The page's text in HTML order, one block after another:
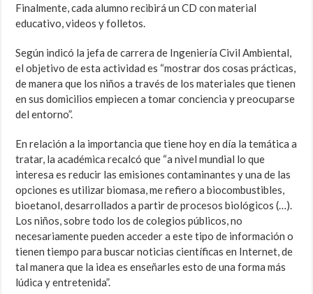
Finalmente, cada alumno recibirá un CD con material
educativo, videos y folletos.
Según indicó la jefa de carrera de Ingeniería Civil Ambiental,
el objetivo de esta actividad es “mostrar dos cosas prácticas,
de manera que los niños a través de los materiales que tienen
en sus domicilios empiecen a tomar conciencia y preocuparse
del entorno”.
En relación a la importancia que tiene hoy en día la temática a
tratar, la académica recalcó que “a nivel mundial lo que
interesa es reducir las emisiones contaminantes y una de las
opciones es utilizar biomasa, me refiero a biocombustibles,
bioetanol, desarrollados a partir de procesos biológicos (…).
Los niños, sobre todo los de colegios públicos, no
necesariamente pueden acceder a este tipo de información o
tienen tiempo para buscar noticias científicas en Internet, de
tal manera que la idea es enseñarles esto de una forma más
lúdica y entretenida”.